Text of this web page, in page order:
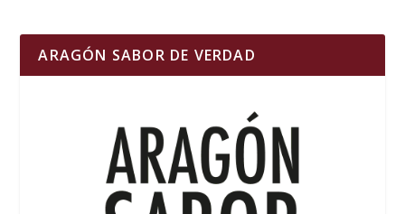
ARAGÓN SABOR DE VERDAD